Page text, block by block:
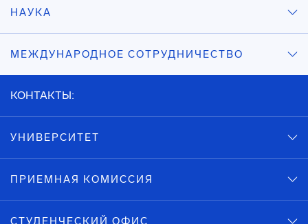
НАУКА
МЕЖДУНАРОДНОЕ СОТРУДНИЧЕСТВО
КОНТАКТЫ:
УНИВЕРСИТЕТ
ПРИЕМНАЯ КОМИССИЯ
СТУДЕНЧЕСКИЙ ОФИС